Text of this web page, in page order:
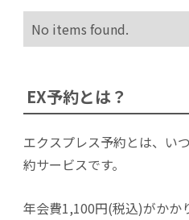
No items found.
EX予約とは？
エクスプレス予約とは、い
約サービスです。
年会費1,100円(税込)がかか